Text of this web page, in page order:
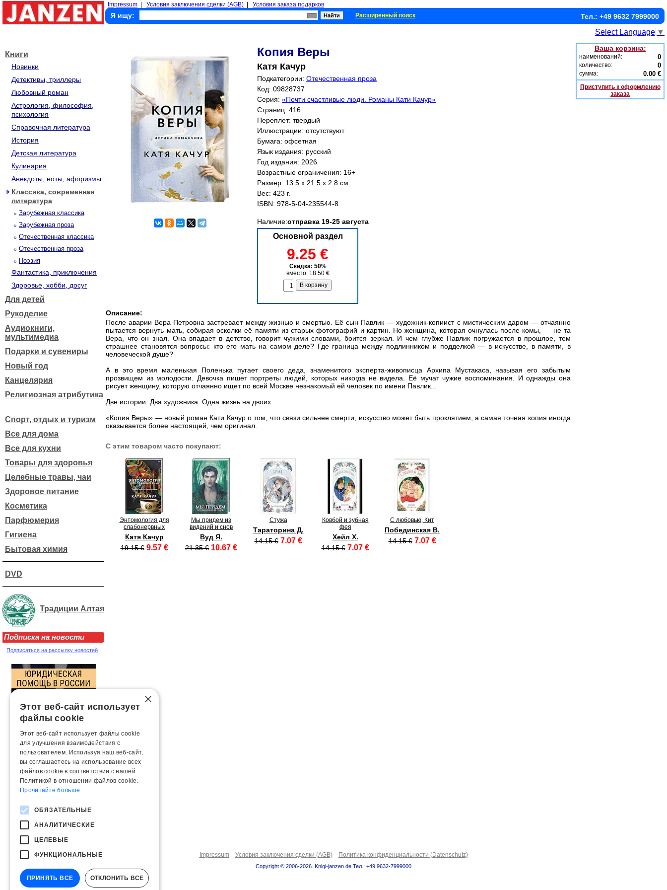
Impressum Условия заключения сделки (AGB) Условия заказа подарков
Я ищу: Расширенный поиск Тел.: +49 9632 7999000
Select Language ▼
Книги
Новинки
Детективы, триллеры
Любовный роман
Астрология, философия,
психология
Справочная литература
История
Детская литература
Кулинария
Анекдоты, ноты, афоризмы
Классика, современная
литература
Зарубежная классика
Зарубежная проза
Отечественная классика
Отечественная проза
Поэзия
Фантастика, приключения
Здоровье, хобби, досуг
Для детей
Рукоделие
Аудиокниги,
мультимедиа
Подарки и сувениры
Новый год
Канцелярия
Религиозная атрибутика
Спорт, отдых и туризм
Все для дома
Все для кухни
Товары для здоровья
Целебные травы, чаи
Здоровое питание
Косметика
Парфюмерия
Гигиена
Бытовая химия
DVD
Традиции Алтая
Подписка на новости
Подписаться на рассылку новостей
Копия Веры
Катя Качур
Подкатегории: Отечественная проза
Код: 09828737
Серия: «Почти счастливые люди. Романы Кати Качур»
Страниц: 416
Переплет: твердый
Иллюстрации: отсутствуют
Бумага: офсетная
Язык издания: русский
Год издания: 2026
Возрастные ограничения: 16+
Размер: 13.5 x 21.5 x 2.8 см
Вес: 423 г.
ISBN: 978-5-04-235544-8
Наличие:отправка 19-25 августа
Основной раздел
9.25 €
Скидка: 50%
вместо: 18.50 €
Описание:
После аварии Вера Петровна застревает между жизнью и смертью. Её сын Павлик — художник-копиист с мистическим даром — отчаянно
пытается вернуть мать, собирая осколки её памяти из старых фотографий и картин. Но женщина, которая очнулась после комы, — не та
Вера, что он знал. Она впадает в детство, говорит чужими словами, боится зеркал. И чем глубже Павлик погружается в прошлое, тем
страшнее становятся вопросы: кто его мать на самом деле? Где граница между подлинником и подделкой — в искусстве, в памяти, в
человеческой душе?
А в это время маленькая Поленька пугает своего деда, знаменитого эксперта-живописца Архипа Мустакаса, называя его забытым
прозвищем из молодости. Девочка пишет портреты людей, которых никогда не видела. Её мучат чужие воспоминания. И однажды она
рисует женщину, которую отчаянно ищет по всей Москве незнакомый ей человек по имени Павлик...
Две истории. Два художника. Одна жизнь на двоих.
«Копия Веры» — новый роман Кати Качур о том, что связи сильнее смерти, искусство может быть проклятием, а самая точная копия иногда
оказывается более настоящей, чем оригинал.
С этим товаром часто покупают:
Энтомология для
слабонервных
Катя Качур
19.15 € 9.57 €
Мы придем из
видений и снов
Вуд Я.
21.35 € 10.67 €
Стужа
Тараторина Д.
14.15 € 7.07 €
Ковбой и зубная
фея
Хейл Х.
14.15 € 7.07 €
С любовью, Кит
Побединская В.
14.15 € 7.07 €
Ваша корзина:
наименований: 0
количество: 0
сумма: 0.00 €
Приступить к оформлению
заказа
Impressum Условия заключения сделки (AGB) Политика конфиденциальности (Datenschutz)
Copyright © 2006-2026. Knigi-janzen.de Тел.: +49 9632-7999000
×
Этот веб-сайт использует
файлы cookie
Этот веб-сайт использует файлы cookie
для улучшения взаимодействия с
пользователем. Используя наш веб-сайт,
вы соглашаетесь на использование всех
файлов cookie в соответствии с нашей
Политикой в ​​отношении файлов cookie.
Прочитайте больше
ОБЯЗАТЕЛЬНЫЕ
АНАЛИТИЧЕСКИЕ
ЦЕЛЕВЫЕ
ФУНКЦИОНАЛЬНЫЕ
ПРИНЯТЬ ВСЕ ОТКЛОНИТЬ ВСЕ